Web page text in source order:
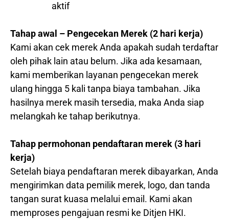
aktif
Tahap awal – Pengecekan Merek (2 hari kerja)
Kami akan cek merek Anda apakah sudah terdaftar
oleh pihak lain atau belum. Jika ada kesamaan,
kami memberikan layanan pengecekan merek
ulang hingga 5 kali tanpa biaya tambahan. Jika
hasilnya merek masih tersedia, maka Anda siap
melangkah ke tahap berikutnya.
Tahap permohonan pendaftaran merek (3 hari
kerja)
Setelah biaya pendaftaran merek dibayarkan, Anda
mengirimkan data pemilik merek, logo, dan tanda
tangan surat kuasa melalui email. Kami akan
memproses pengajuan resmi ke Ditjen HKI.